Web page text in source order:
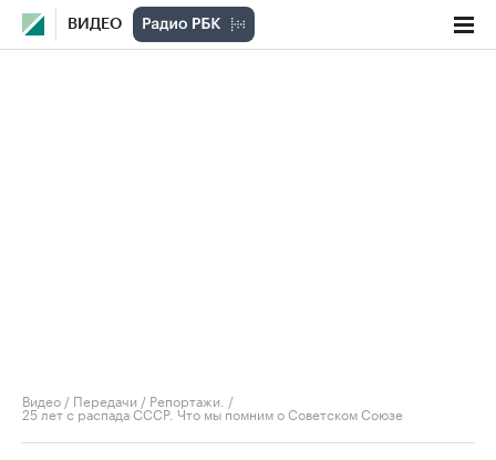
ВИДЕО
Видео / Передачи / Репортажи. /
25 лет с распада СССР. Что мы помним о Советском Союзе